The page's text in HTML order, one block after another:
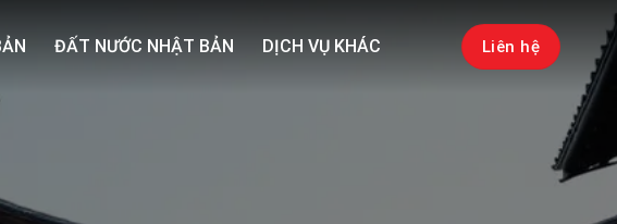
ĐẤT NƯỚC NHẬT BẢN DỊCH VỤ KHÁC Liên hệ